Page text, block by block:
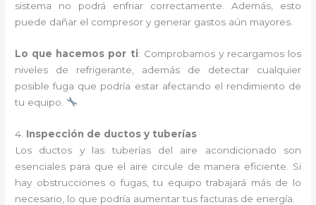
sistema no podrá enfriar correctamente. Además, esto
puede dañar el compresor y generar gastos aún mayores.
Lo que hacemos por ti: Comprobamos y recargamos los
niveles de refrigerante, además de detectar cualquier
posible fuga que podría estar afectando el rendimiento de
tu equipo.
4. Inspección de ductos y tuberías
Los ductos y las tuberías del aire acondicionado son
esenciales para que el aire circule de manera eficiente. Si
hay obstrucciones o fugas, tu equipo trabajará más de lo
necesario, lo que podría aumentar tus facturas de energía.